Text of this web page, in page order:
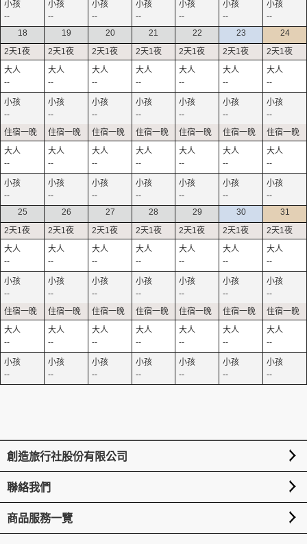
-- -- -- -- -- --
--
18
--
--
--
--
19
--
--
--
--
20
--
--
--
--
21
--
--
--
--
22
--
--
--
--
23
--
--
--
--
24
--
--
--
--
25
--
--
--
--
26
--
--
--
--
27
--
--
--
--
28
--
--
--
--
29
--
--
--
--
30
--
--
--
--
31
--
--
--
--
創造旅行社股份有限公司
聯絡我們
商品服務一覽